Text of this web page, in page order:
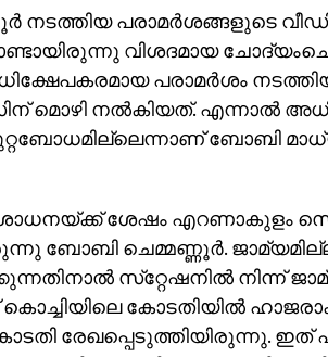
നടത്തിയ പരാമര്‍ശങ്ങളുടെ
വിശദമായ
പരാമര്‍ശം
മൊഴി നല്‍കിയത്. എന്നാല്‍
ബോബി
ശേഷം എറണാകുളം
ബോബി ചെമ്മണ്ണൂര്‍.
സ്‌റ്റേഷനില്‍ നിന്ന്
കോടതിയില്‍
രേഖപ്പെടുത്തിയിരുന്നു. ഇത്